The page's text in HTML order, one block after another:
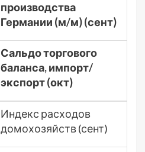
производства
Германии (м/м) (сент)
Сальдо торгового
баланса, импорт/
экспорт (окт)
Индекс расходов
домохозяйств (сент)